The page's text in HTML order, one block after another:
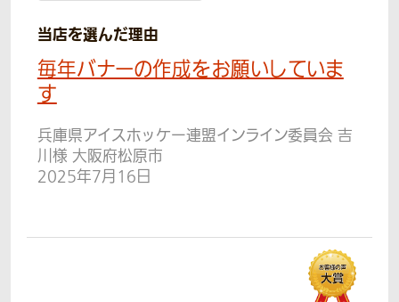
当店を選んだ理由
毎年バナーの作成をお願いしていま
す
兵庫県アイスホッケー連盟インライン委員会 吉
川様 大阪府松原市
2025年7月16日